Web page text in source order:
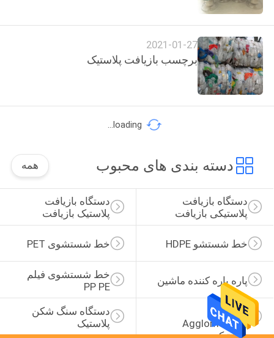
2021-01-27
برچسب بازیافت پلاستیک
loading...
دسته بندی های محبوب همه
دستگاه بازیافت
پلاستیک بازیافت
دستگاه بازیافت
پلاستیکی بازیافت
خط شستشوی PET خط شستشو HDPE
خط شستشوی فیلم
PP PE
پاره پاره کننده ماشین
دستگاه سنگ شکن
پلاستیک
ماشین
Agglomerator
پلاستیک